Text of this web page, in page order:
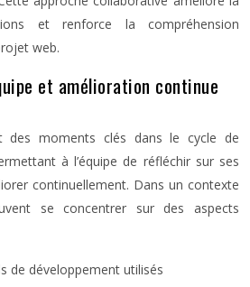
et renforce la compréhension
web.
et amélioration continue
des moments clés dans le cycle de
à l’équipe de réfléchir sur ses
continuellement. Dans un contexte
se concentrer sur des aspects
de développement utilisés